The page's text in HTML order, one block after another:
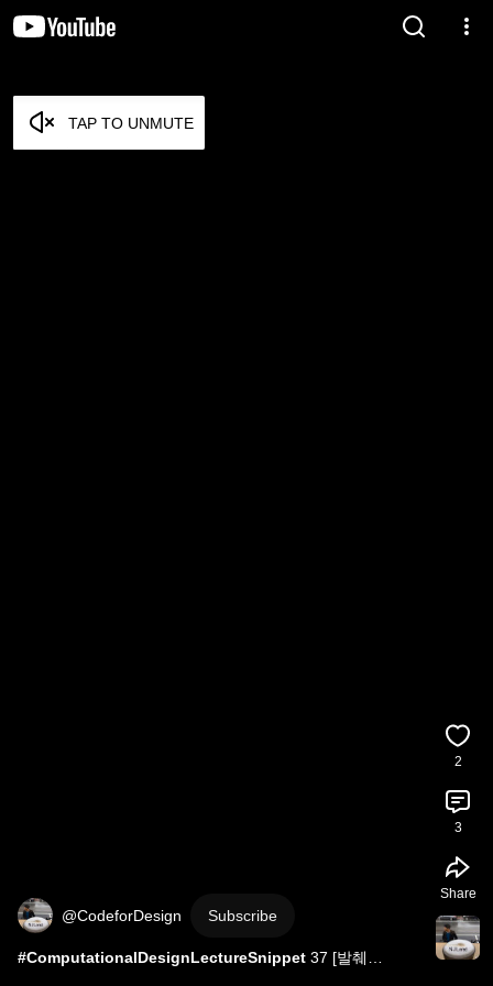
TAP TO UNMUTE
@CodeforDesign Subscribe
#ComputationalDesignLectureSnippet 37 [발췌
2
3
Share